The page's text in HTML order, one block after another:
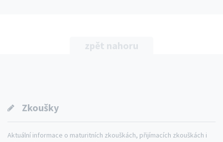
zpět nahoru
Zkoušky
Aktuální informace o maturitních zkouškách, přijímacích zkouškách i